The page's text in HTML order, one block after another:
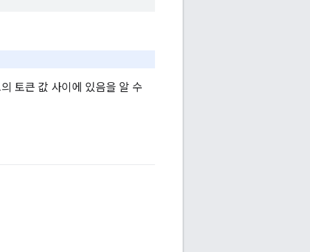
토큰 값 사이에 있음을 알 수